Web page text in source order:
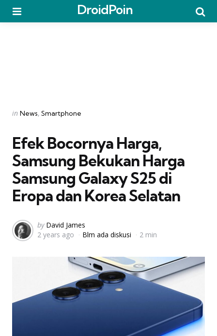
DroidPoin
Categories
Posted
in News Smartphone
Efek Bocornya Harga,
Samsung Bekukan Harga
Samsung Galaxy S25 di
Eropa dan Korea Selatan
Posted
by
by David James
2 years ago
Blm ada diskusi 2 min